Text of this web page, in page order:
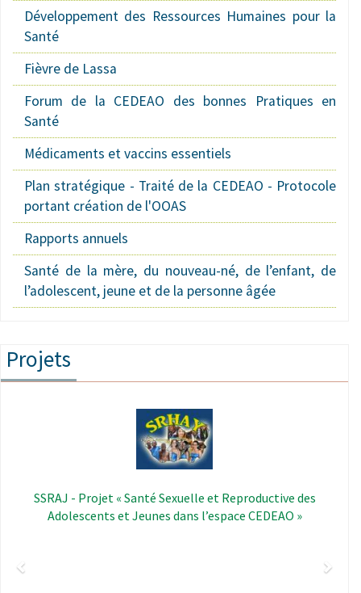
Développement des Ressources Humaines pour la
Santé
Fièvre de Lassa
Forum de la CEDEAO des bonnes Pratiques en
Santé
Médicaments et vaccins essentiels
Plan stratégique - Traité de la CEDEAO - Protocole
portant création de l'OOAS
Rapports annuels
Santé de la mère, du nouveau-né, de l’enfant, de
l’adolescent, jeune et de la personne âgée
Projets
Image
SSRAJ - Projet « Santé Sexuelle et Reproductive des
Adolescents et Jeunes dans l’espace CEDEAO »